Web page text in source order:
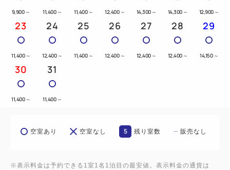
9,900 ～ 11,400 ～ 11,400 ～ 12,400 ～ 14,300 ～ 14,300 ～ 12,900 ～
23
11,400 ～
24
12,400 ～
25
11,400 ～
26
12,400 ～
27
12,400 ～
28
12,400 ～
29
14,150 ～
30
11,400 ～
31
11,400 ～
空室あり 空室なし 5 残り室数 販売なし
※表示料金は予約できる1室1名1泊目の最安値。表示料金の通貨は